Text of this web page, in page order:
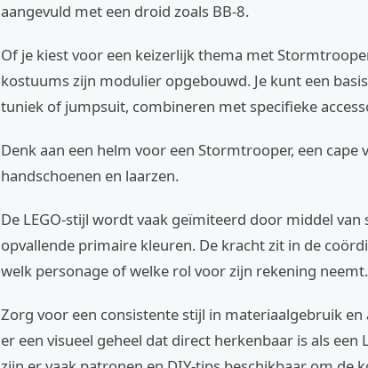
aangevuld met een droid zoals BB-8.
Of je kiest voor een keizerlijk thema met
kostuums zijn modulier opgebouwd. Je kunt een
tuniek of jumpsuit, combineren met specifieke
Denk aan een helm voor een Stormtrooper, een cape
handschoenen en laarzen.
De LEGO-stijl wordt vaak geïmiteerd door middel
opvallende primaire kleuren. De kracht zit in de
welk personage of welke rol voor zijn rekening neemt.
Zorg voor een consistente stijl in materiaalgebruik
er een visueel geheel dat direct herkenbaar is als een